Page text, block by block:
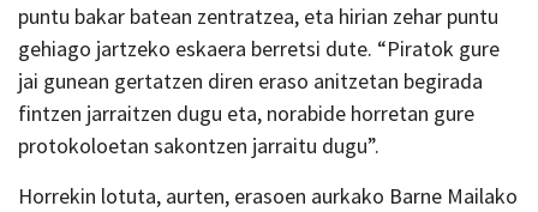
puntu bakar batean zentratzea, eta hirian zehar puntu
gehiago jartzeko eskaera berretsi dute. “Piratok gure
jai gunean gertatzen diren eraso anitzetan begirada
fintzen jarraitzen dugu eta, norabide horretan gure
protokoloetan sakontzen jarraitu dugu”.
Horrekin lotuta, aurten, erasoen aurkako Barne Mailako